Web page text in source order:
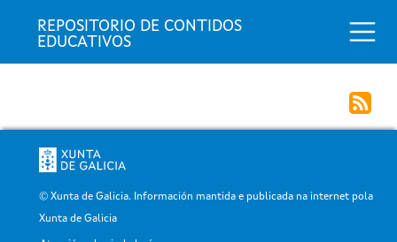
REPOSITORIO DE CONTIDOS
EDUCATIVOS
© Xunta de Galicia. Información mantida e publicada na internet pola
Xunta de Galicia